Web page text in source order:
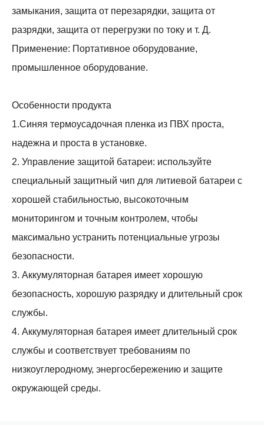
замыкания, защита от перезарядки, защита от
разрядки, защита от перегрузки по току и т. Д.
Применение: Портативное оборудование,
промышленное оборудование.
Особенности продукта
1.Синяя термоусадочная пленка из ПВХ проста,
надежна и проста в установке.
2. Управление защитой батареи: используйте
специальный защитный чип для литиевой батареи с
хорошей стабильностью, высокоточным
мониторингом и точным контролем, чтобы
максимально устранить потенциальные угрозы
безопасности.
3. Аккумуляторная батарея имеет хорошую
безопасность, хорошую разрядку и длительный срок
службы.
4. Аккумуляторная батарея имеет длительный срок
службы и соответствует требованиям по
низкоуглеродному, энергосбережению и защите
окружающей среды.